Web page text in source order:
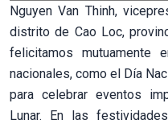
Nguyen Van Thinh,
distrito de Cao Loc,
felicitamos mutuamente
nacionales, como el Día
para celebrar eventos
Lunar. En las